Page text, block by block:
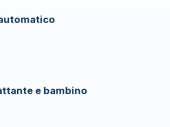
e bambino